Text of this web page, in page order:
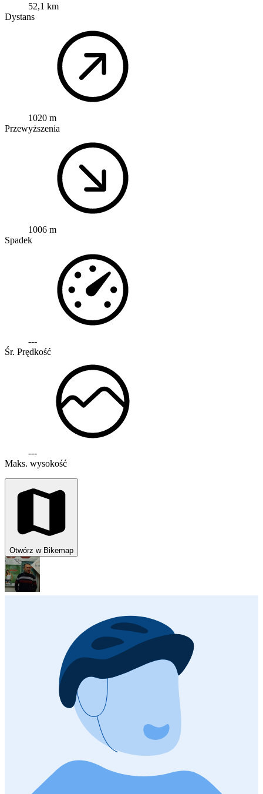
52,1 km
Dystans
1020 m
Przewyższenia
1006 m
Spadek
---
Śr. Prędkość
---
Maks. wysokość
Otwórz w Bikemap